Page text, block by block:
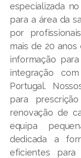
especializada
para a área da
por
mais de 20
informação
integração
Portugal.
para
renovação de
equipa
dedicada a
eficientes